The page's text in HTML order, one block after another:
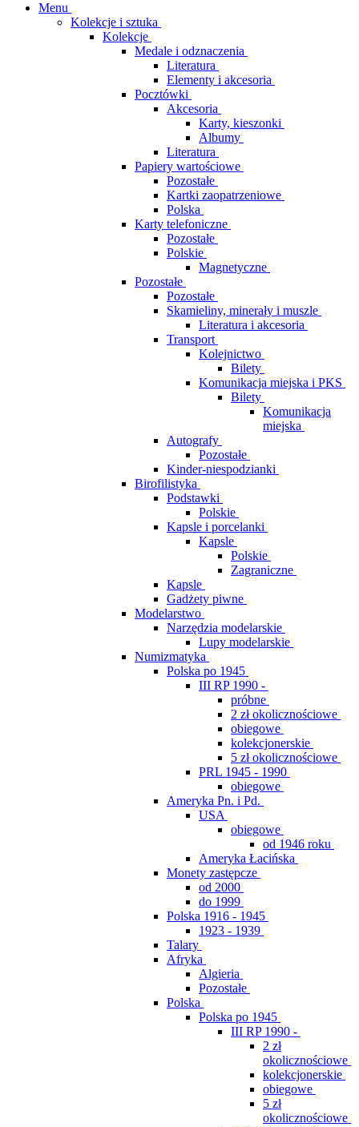
Menu
Kolekcje i sztuka
Kolekcje
Medale i odznaczenia
Literatura
Elementy i akcesoria
Pocztówki
Akcesoria
Karty, kieszonki
Albumy
Literatura
Papiery wartościowe
Pozostałe
Kartki zaopatrzeniowe
Polska
Karty telefoniczne
Pozostałe
Polskie
Magnetyczne
Pozostałe
Pozostałe
Skamieliny, minerały i muszle
Literatura i akcesoria
Transport
Kolejnictwo
Bilety
Komunikacja miejska i PKS
Bilety
Komunikacja
miejska
Autografy
Pozostałe
Kinder-niespodzianki
Birofilistyka
Podstawki
Polskie
Kapsle i porcelanki
Kapsle
Polskie
Zagraniczne
Kapsle
Gadżety piwne
Modelarstwo
Narzędzia modelarskie
Lupy modelarskie
Numizmatyka
Polska po 1945
III RP 1990 -
próbne
2 zł okolicznościowe
obiegowe
kolekcjonerskie
5 zł okolicznościowe
PRL 1945 - 1990
obiegowe
Ameryka Pn. i Pd.
USA
obiegowe
od 1946 roku
Ameryka Łacińska
Monety zastępcze
od 2000
do 1999
Polska 1916 - 1945
1923 - 1939
Talary
Afryka
Algieria
Pozostałe
Polska
Polska po 1945
III RP 1990 -
2 zł
okolicznościowe
kolekcjonerskie
obiegowe
5 zł
okolicznościowe